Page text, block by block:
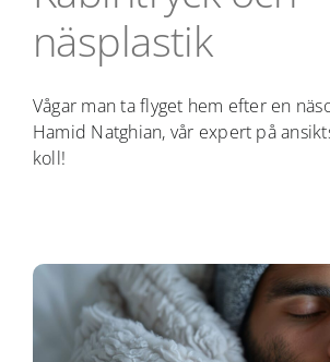
PODD
näsplastik
Vågar man ta flyget hem efter en
Hamid Natghian, vår expert på
koll!